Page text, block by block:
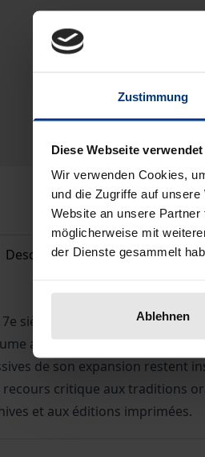
Zustimmung
Diese Webseite
Wir verwenden Cookies,
und die Zugriffe auf
Website an unsere
möglicherweise mit
der Dienste gesammelt
Ablehnen
Description
siècle, un royaume
atteignit son apogée au
de son expansion restent
recours critique aux traditions
et aux éditions imprimées.